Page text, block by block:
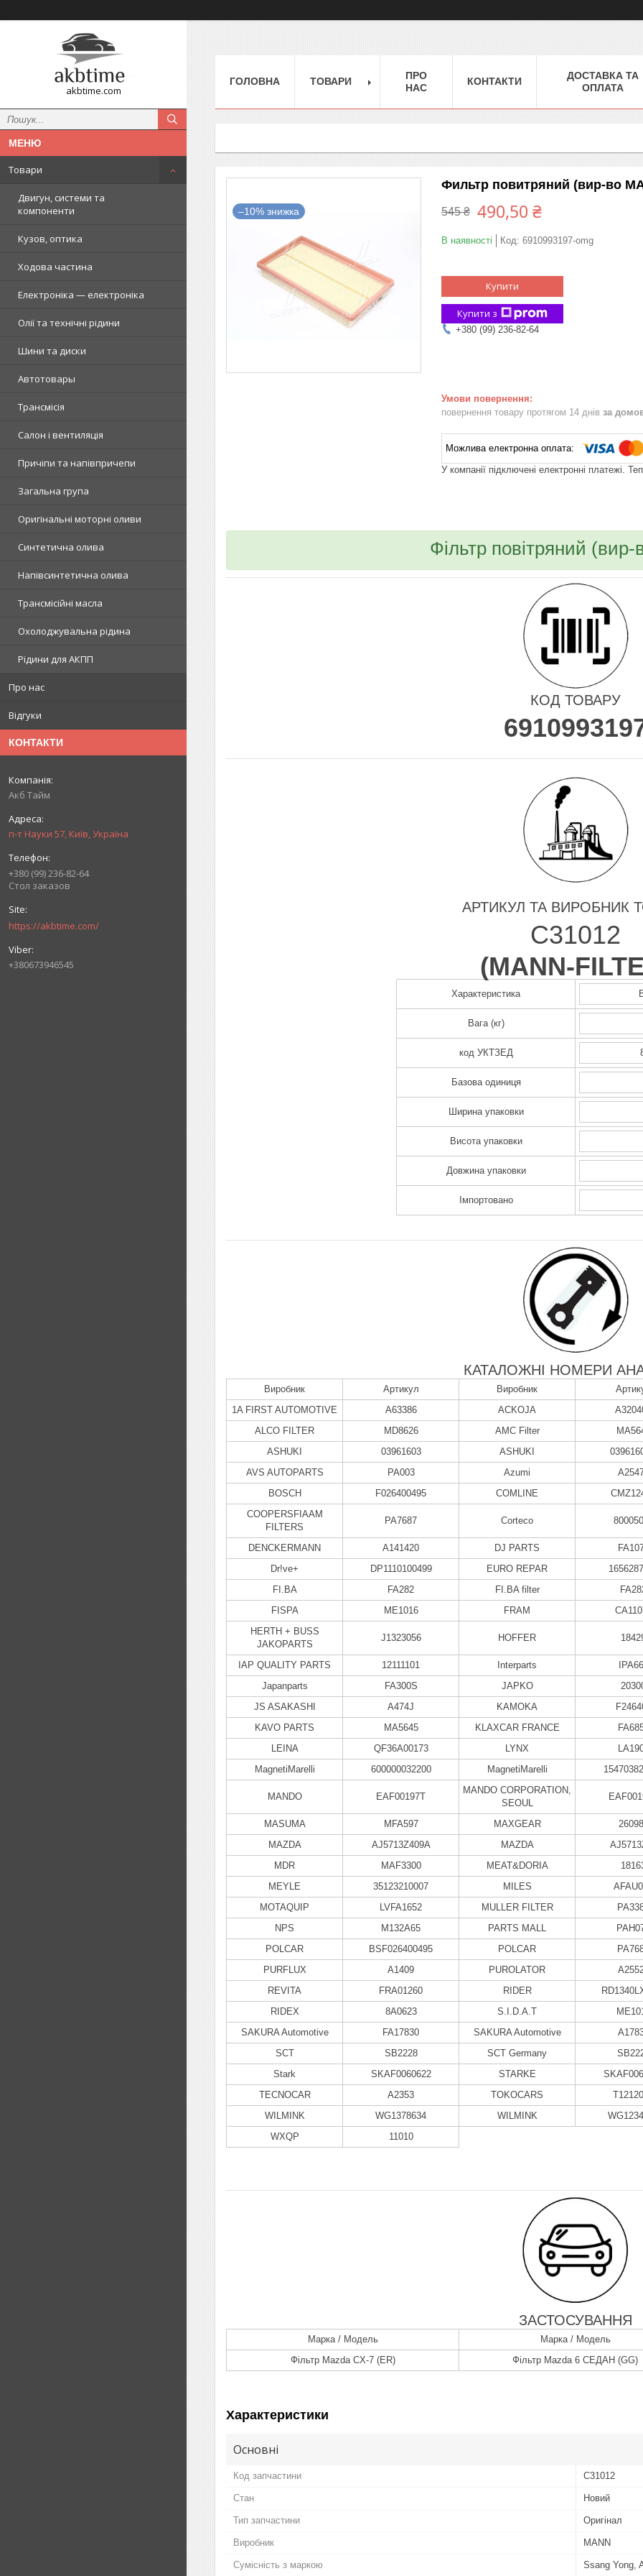
akbtime.com
Товари
Двигун, системи та
компоненти
Кузов, оптика
Ходова частина
Електроніка — електроніка
Олії та технічні рідини
Шини та диски
Автотовары
Трансмісія
Салон і вентиляція
Причіпи та напівпричепи
Загальна група
Оригінальні моторні оливи
Синтетична олива
Напівсинтетична олива
Трансмісійні масла
Охолоджувальна рідина
Рідини для АКПП
Про нас
Відгуки
КОНТАКТИ
Акб Тайм
п-т Науки 57, Київ, Україна
+380 (99) 236-82-64
Стол заказов
https://akbtime.com/
+380673946545
ГОЛОВНА ТОВАРИ
ПРО
НАС
КОНТАКТИ
ДОСТАВКА ТА
ОПЛАТА
–10%
Фильтр повитряний (вир-во
545 ₴ 490,50 ₴
В наявності Код: 6910993197-omg
Купити
Купити з
+380 (99) 236-82-64
повернення товару протягом 14 днів за
У компанії підключені електронні платежі.
Фільтр повітряний
КОД ТОВАРУ
АРТИКУЛ ТА ВИРОБНИК
C31012
(MANN-
Характеристика
Вага (кг)
код УКТЗЕД
Базова одиниця
Ширина упаковки
Висота упаковки
Довжина упаковки
Імпортовано
КАТАЛОЖНІ НОМЕРИ
Виробник Артикул Виробник
1A FIRST AUTOMOTIVE
A63386 ACKOJA
ALCO FILTER
MD8626 AMC Filter
ASHUKI
03961603 ASHUKI
AVS AUTOPARTS
PA003 Azumi
BOSCH
F026400495 COMLINE
COOPERSFIAAM
FILTERS
PA7687 Corteco
DENCKERMANN A141420 DJ PARTS
Dr!ve+
DP1110100499 EURO REPAR
FI.BA
FA282 FI.BA filter
FISPA
ME1016 FRAM
HERTH + BUSS
JAKOPARTS
J1323056 HOFFER
IAP QUALITY PARTS 12111101 Interparts
Japanparts
FA300S JAPKO
JS ASAKASHI
A474J KAMOKA
KAVO PARTS
MA5645 KLAXCAR FRANCE
LEINA
QF36A00173 LYNX
MagnetiMarelli
600000032200 MagnetiMarelli
MANDO EAF00197T
MANDO CORPORATION,
SEOUL
MASUMA MFA597 MAXGEAR
MAZDA
AJ5713Z409A MAZDA
MDR
MAF3300 MEAT&DORIA
MEYLE
35123210007 MILES
MOTAQUIP
LVFA1652 MULLER FILTER
NPS
M132A65 PARTS MALL
POLCAR
BSF026400495 POLCAR
PURFLUX
A1409 PUROLATOR
REVITA
FRA01260 RIDER
RIDEX
8A0623 S.I.D.A.T
SAKURA Automotive
FA17830 SAKURA Automotive
SCT
SB2228 SCT Germany
Stark
SKAF0060622 STARKE
TECNOCAR
A2353 TOKOCARS
WILMINK
WG1378634 WILMINK
WXQP
11010
ЗАСТОСУВАННЯ
Марка / Модель Марка / Модель
Фільтр Mazda CX-7 (ER)
Фільтр Mazda 6 СЕДАН (GG)
Характеристики
Основні
Код запчастини C31012
Стан Новий
Тип запчастини Оригінал
Виробник MANN
Сумісність з маркою Ssang Yong,